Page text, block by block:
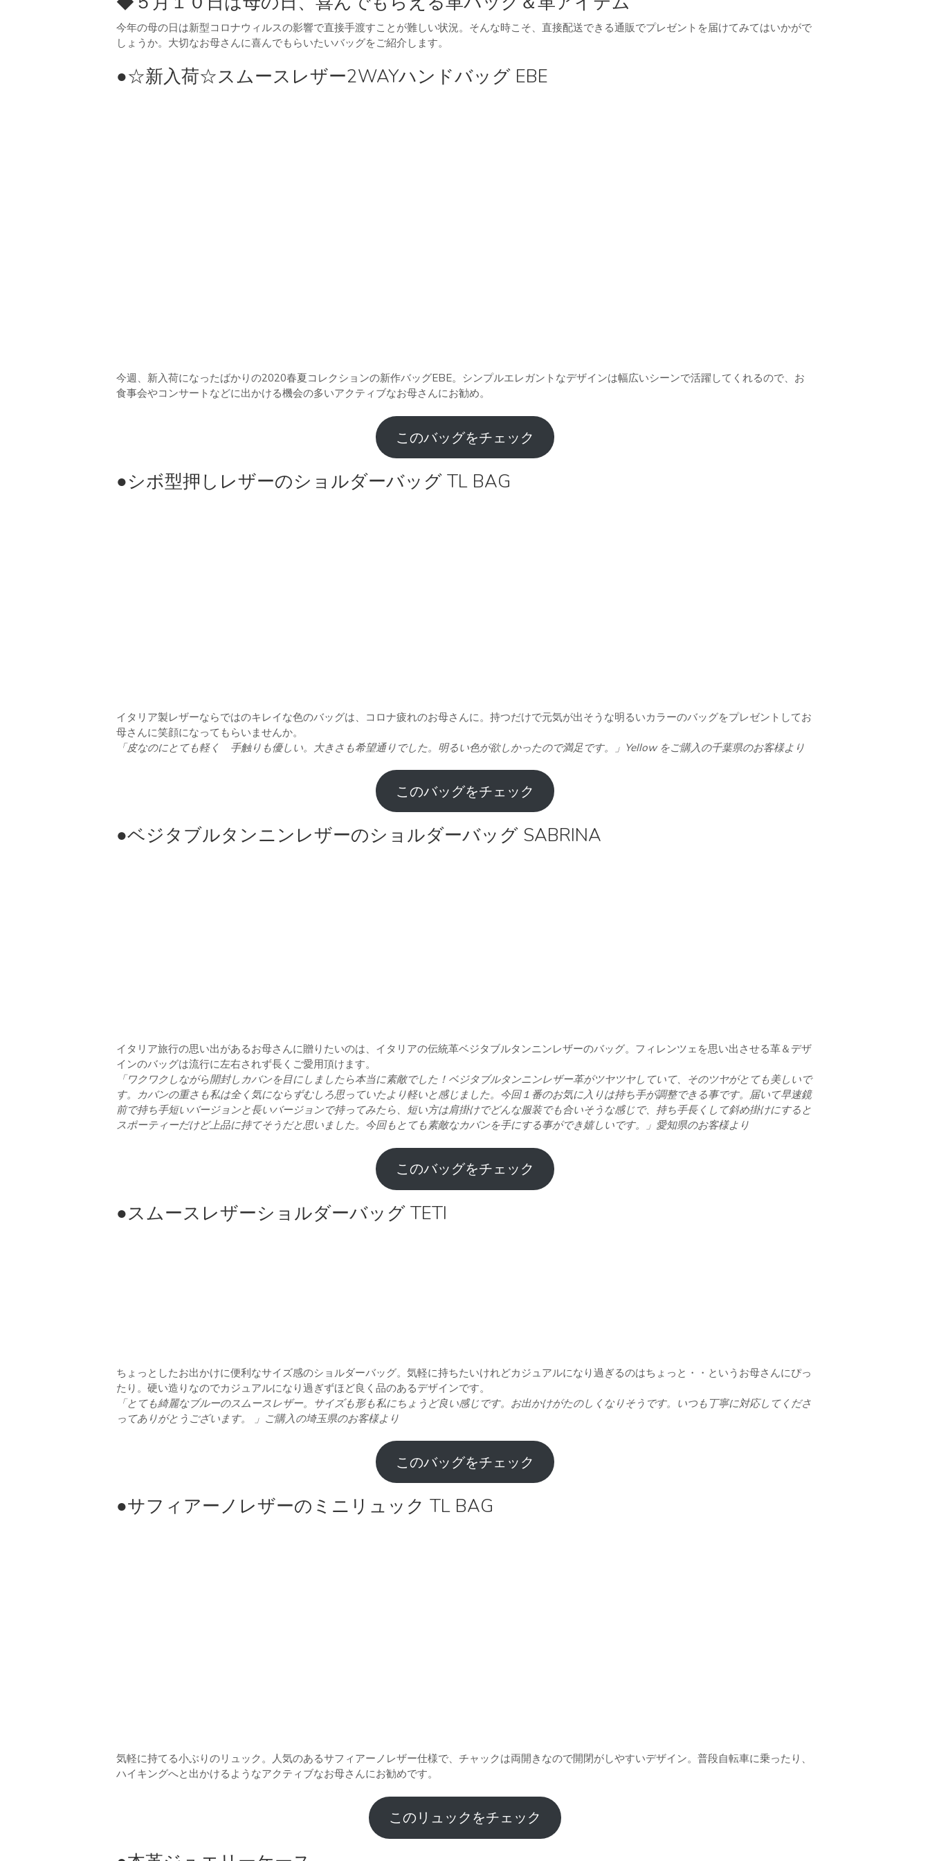
今年の母の日は新型コロナウィルスの影響で直接手渡すことが難しい状況。そんな時こそ、直接配送できる通販でプレゼントを届けてみてはいかがで
しょうか。大切なお母さんに喜んでもらいたいバッグをご紹介します。
●☆新入荷☆スムースレザー2WAYハンドバッグ EBE
今週、新入荷になったばかりの2020春夏コレクションの新作バッグEBE。シンプルエレガントなデザインは幅広いシーンで活躍してくれるので、お
食事会やコンサートなどに出かける機会の多いアクティブなお母さんにお勧め。
このバッグをチェック
●シボ型押しレザーのショルダーバッグ TL BAG
イタリア製レザーならではのキレイな色のバッグは、コロナ疲れのお母さんに。持つだけで元気が出そうな明るいカラーのバッグをプレゼントしてお
母さんに笑顔になってもらいませんか。
「皮なのにとても軽く 手触りも優しい。大きさも希望通りでした。明るい色が欲しかったので満足です。」Yellow をご購入の千葉県のお客様より
このバッグをチェック
●ベジタブルタンニンレザーのショルダーバッグ SABRINA
イタリア旅行の思い出があるお母さんに贈りたいのは、イタリアの伝統革ベジタブルタンニンレザーのバッグ。フィレンツェを思い出させる革＆デザ
インのバッグは流行に左右されず長くご愛用頂けます。
「ワクワクしながら開封しカバンを目にしましたら本当に素敵でした！ベジタブルタンニンレザー革がツヤツヤしていて、そのツヤがとても美しいで
す。カバンの重さも私は全く気にならずむしろ思っていたより軽いと感じました。今回１番のお気に入りは持ち手が調整できる事です。届いて早速鏡
前で持ち手短いバージョンと長いバージョンで持ってみたら、短い方は肩掛けでどんな服装でも合いそうな感じで、持ち手長くして斜め掛けにすると
スポーティーだけど上品に持てそうだと思いました。今回もとても素敵なカバンを手にする事ができ嬉しいです。」愛知県のお客様より
このバッグをチェック
●スムースレザーショルダーバッグ TETI
ちょっとしたお出かけに便利なサイズ感のショルダーバッグ。気軽に持ちたいけれどカジュアルになり過ぎるのはちょっと・・というお母さんにぴっ
たり。硬い造りなのでカジュアルになり過ぎずほど良く品のあるデザインです。
「とても綺麗なブルーのスムースレザー。サイズも形も私にちょうど良い感じです。お出かけがたのしくなりそうです。いつも丁寧に対応してくださ
ってありがとうございます。 」ご購入の埼玉県のお客様より
このバッグをチェック
●サフィアーノレザーのミニリュック TL BAG
気軽に持てる小ぶりのリュック。人気のあるサフィアーノレザー仕様で、チャックは両開きなので開閉がしやすいデザイン。普段自転車に乗ったり、
ハイキングへと出かけるようなアクティブなお母さんにお勧めです。
このリュックをチェック